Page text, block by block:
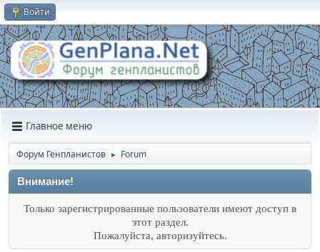
Войти
Главное меню
Форум Генпланистов ► Forum
Внимание!
Только зарегистрированные пользователи имеют доступ в
этот раздел.
Пожалуйста, авторизуйтесь.